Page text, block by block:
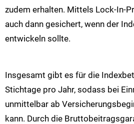
zudem erhalten. Mittels Lock-In-
auch dann gesichert, wenn der
entwickeln sollte.
Insgesamt gibt es für die
Stichtage pro Jahr, sodass bei
unmittelbar ab
kann. Durch die